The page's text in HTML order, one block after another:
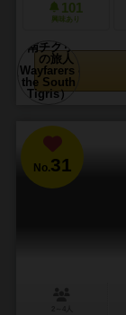
101
興味あり
No.31